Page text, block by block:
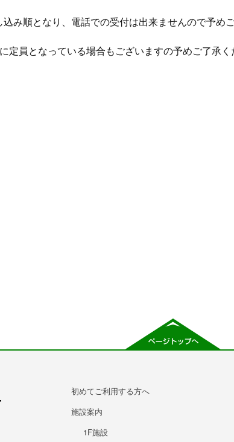
み順となり、電話での受付は出来ませんので予めご
員となっている場合もございますの予めご了承く
初めてご利用する方へ
施設案内
1F施設